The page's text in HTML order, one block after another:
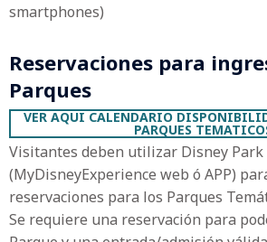
smartphones)
Reservaciones para
Parques
VER AQUI CALENDARIO
PARQUES
Visitantes deben utilizar Disney Park
(MyDisneyExperience web ó APP)
reservaciones para los Parques
Se requiere una reservación para